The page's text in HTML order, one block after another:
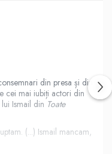
din presa și din
cei mai iubiți actori din
Ismail din Toate
(...) Ismail mancam,